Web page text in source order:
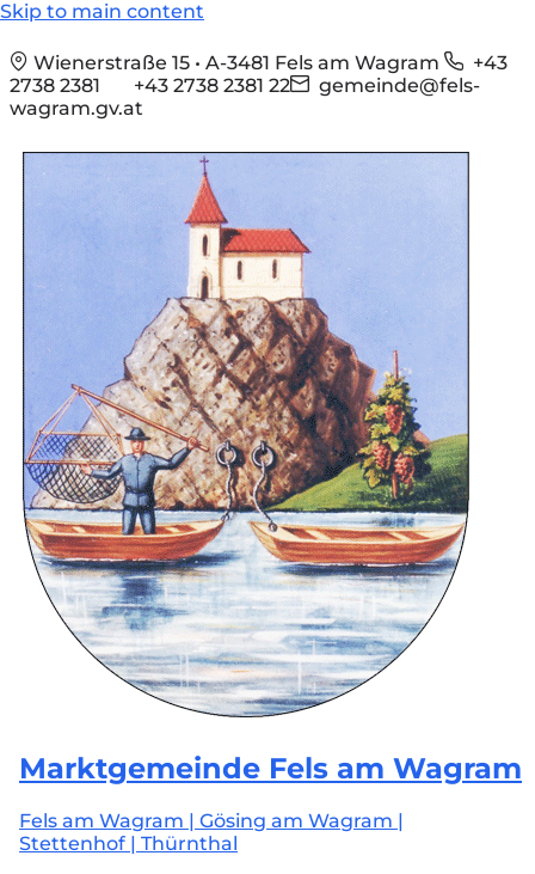
Skip to main content
Wienerstraße 15 • A-3481 Fels am Wagram
+43
2738 2381
+43 2738 2381 22
gemeinde@fels-
wagram.gv.at
Marktgemeinde Fels am Wagram
Fels am Wagram | Gösing am Wagram |
Stettenhof | Thürnthal